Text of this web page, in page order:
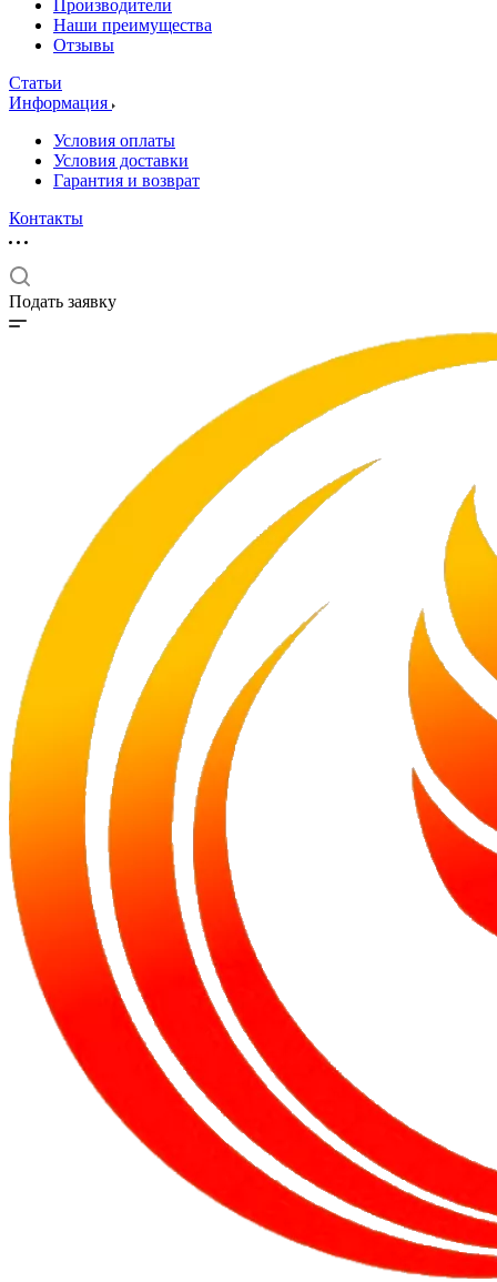
Производители
Наши преимущества
Отзывы
Статьи
Информация
Условия оплаты
Условия доставки
Гарантия и возврат
Контакты
Подать заявку